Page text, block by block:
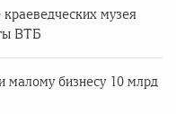
музея
ВТБ
малому бизнесу 10 млрд